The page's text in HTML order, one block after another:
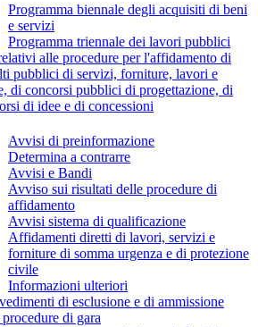
Programma biennale degli acquisiti di beni
e servizi
Programma triennale dei lavori pubblici
alle procedure per l'affidamento di
pubblici di servizi, forniture, lavori e
di concorsi pubblici di progettazione, di
di idee e di concessioni
Avvisi di preinformazione
Determina a contrarre
Avvisi e Bandi
Avviso sui risultati delle procedure di
affidamento
Avvisi sistema di qualificazione
Affidamenti diretti di lavori, servizi e
forniture di somma urgenza e di protezione
civile
Informazioni ulteriori
di esclusione e di ammissione
di gara